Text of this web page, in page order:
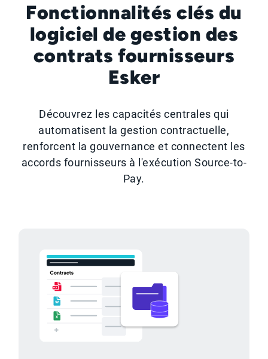
Fonctionnalités clés du
logiciel de gestion des
contrats fournisseurs
Esker
Découvrez les capacités centrales qui
automatisent la gestion contractuelle,
renforcent la gouvernance et connectent les
accords fournisseurs à l'exécution Source-to-
Pay.